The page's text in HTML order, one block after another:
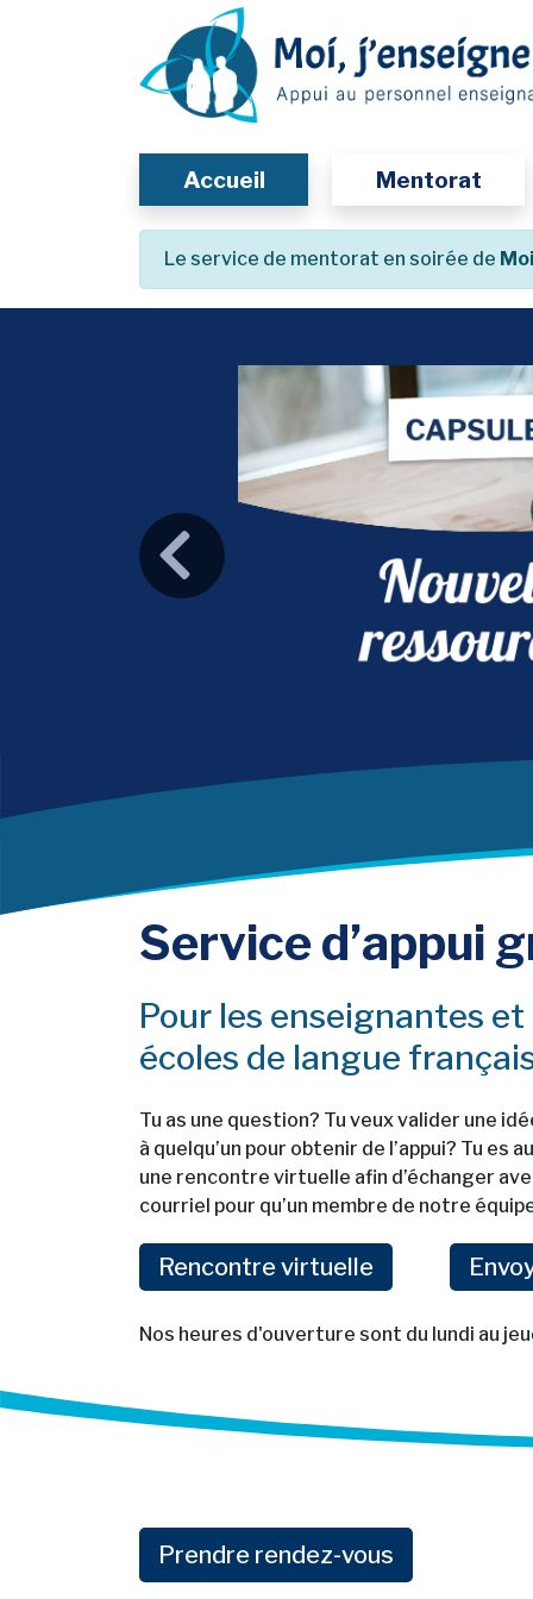
Accueil Mentorat
Le service de mentorat en soirée de
Précedent
Service d’appui
Pour les enseignantes
écoles de langue
Tu as une question? Tu veux valider une
à quelqu’un pour obtenir de l’appui? Tu es
une rencontre virtuelle afin d’échanger
courriel pour qu’un membre de notre
Rencontre virtuellenouvel onglet
Nos heures d'ouverture sont du lundi au
Prendre rendez-vous